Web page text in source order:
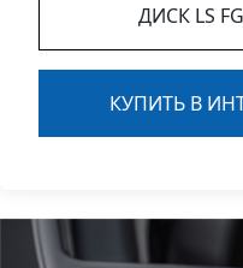
ДИСК LS
КУПИТЬ В